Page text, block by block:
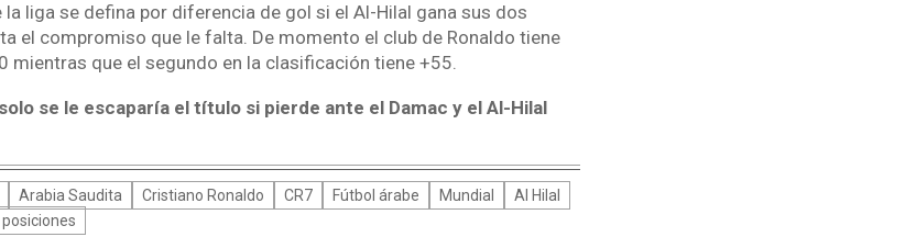
liga se defina por diferencia de gol si el Al-Hilal gana sus dos
el compromiso que le falta. De momento el club de Ronaldo tiene
mientras que el segundo en la clasificación tiene +55.
solo se le escaparía el título si pierde ante el Damac y el Al-Hilal
Arabia Saudita Cristiano Ronaldo CR7 Fútbol árabe Mundial
Al Hilal